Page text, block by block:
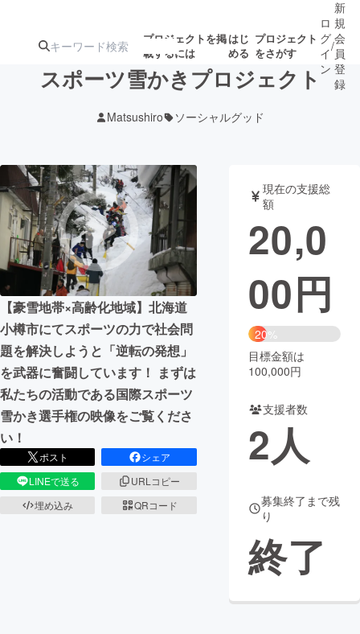
プロジェクトを掲
載するには
はじ
める
プロジェクト
をさがす
アート・写真
テクノロジー・ガジェット ゲーム・サ
映像・映画
ビジネス・起業 チャレンジ
まちづくり・地域活性化
CAMPFIRE Creation
CAMPFIREふるさと納税machi-ya コミュニティ
ロ
グ
イ
ン
/
新
規
会
員
登
録
スポーツ雪かきプロジェクト
Matsushiro ソーシャルグッド
【豪雪地帯×高齢化地域】北海道
小樽市にてスポーツの力で社会問
題を解決しようと「逆転の発想」
を武器に奮闘しています！ まずは
私たちの活動である国際スポーツ
雪かき選手権の映像をご覧くださ
い！
ポスト
シェア
LINEで送る
URLコピー
埋め込み
QRコード
現在の支援総
額
20,0
00円
20%
目標金額は
100,000円
支援者数
2人
募集終了まで残
り
終了